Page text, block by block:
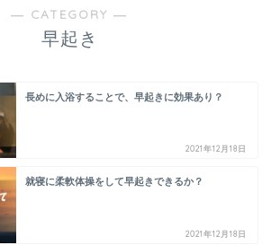
― CATEGORY ―
早起き
長めに入浴することで、早起きに効果あり？
2021年12月18日
就寝に柔軟体操をして早起きできるか？
2021年12月18日